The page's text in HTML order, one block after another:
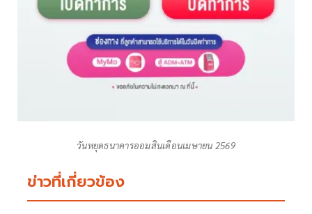
วันหยุดธนาคารออมสินเดือนเมษายน 2569
ข่าวที่เกี่ยวข้อง